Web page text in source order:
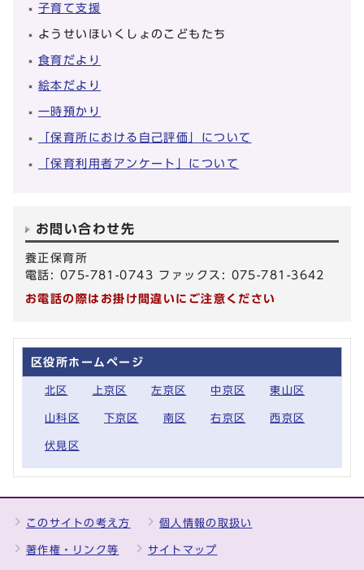
子育て支援
ようせいほいくしょのこどもたち
食育だより
絵本だより
一時預かり
「保育所における自己評価」について
「保育利用者アンケート」について
お問い合わせ先
養正保育所
電話: 075-781-0743 ファックス: 075-781-3642
お電話の際はお掛け間違いにご注意ください
区役所ホームページ
北区 上京区 左京区 中京区 東山区
山科区 下京区 南区 右京区 西京区
伏見区
このサイトの考え方 個人情報の取扱い
著作権・リンク等 サイトマップ